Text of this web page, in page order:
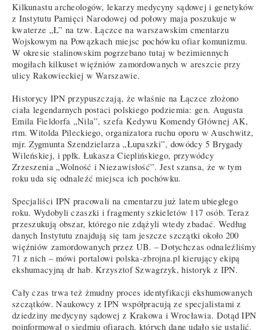
Kilkunastu archeologów, lekarzy medycyny sądowej i genetyków
z Instytutu Pamięci Narodowej od połowy maja poszukuje w
kwaterze „Ł” na tzw. Łączce na warszawskim cmentarzu
Wojskowym na Powązkach miejsc pochówku ofiar komunizmu.
W okresie stalinowskim pogrzebano tutaj w bezimiennych
mogiłach kilkuset więźniów zamordowanych w areszcie przy
ulicy Rakowieckiej w Warszawie.
Historycy IPN przypuszczają, że właśnie na Łączce złożono
ciała legendarnych postaci polskiego podziemia: gen. Augusta
Emila Fieldorfa „Nila”, szefa Kedywu Komendy Głównej AK,
rtm. Witolda Pileckiego, organizatora ruchu oporu w Auschwitz,
mjr. Zygmunta Szendzielarza „Łupaszki”, dowódcy 5 Brygady
Wileńskiej, i ppłk. Łukasza Cieplińskiego, przywódcy
Zrzeszenia „Wolność i Niezawisłość”. Jest szansa, że w tym
roku uda się odnaleźć miejsca ich pochówku.
Specjaliści IPN pracowali na cmentarzu już latem ubiegłego
roku. Wydobyli czaszki i fragmenty szkieletów 117 osób. Teraz
przeszukują obszar, którego nie zdążyli wtedy zbadać. Według
danych Instytutu znajdują się tam jeszcze szczątki około 200
więźniów zamordowanych przez UB. – Dotychczas odnaleźliśmy
71 z nich – mówi portalowi polska-zbrojna.pl kierujący ekipą
ekshumacyjną dr hab. Krzysztof Szwagrzyk, historyk z IPN.
Cały czas trwa też żmudny proces identyfikacji ekshumowanych
szczątków. Naukowcy z IPN współpracują ze specjalistami z
dziedziny medycyny sądowej z Krakowa i Wrocławia. Dotąd IPN
poinformował o siedmiu ofiarach, których dane udało się ustalić.